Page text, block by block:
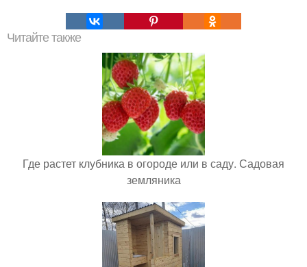
Читайте также
Где растет клубника в огороде или в саду. Садовая
земляника